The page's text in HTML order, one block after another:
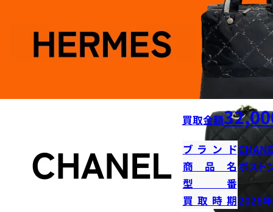
買取金額
ブランド
商品名ボスト
型番
買取時期2026